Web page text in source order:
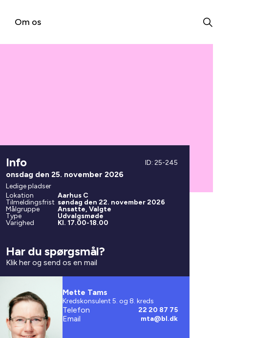
Om os
Info ID: 25-245
onsdag den 25. november 2026
Ledige pladser
Lokation
Aarhus C
Tilmeldingsfrist søndag den 22. november 2026
Målgruppe
Ansatte, Valgte
Type
Udvalgsmøde
Varighed
Kl. 17.00-18.00
Har du spørgsmål?
Klik her og send os en mail
Mette Tams
Kredskonsulent 5. og 8. kreds
Telefon 22 20 87 75
Email mta@bl.dk